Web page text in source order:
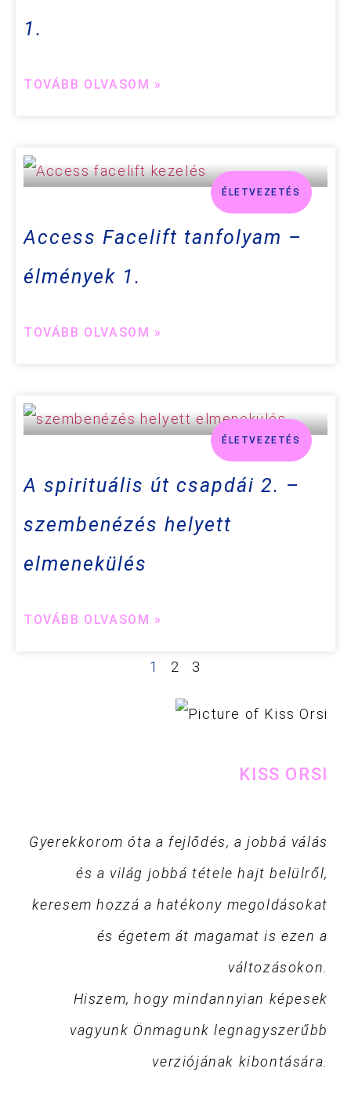
1.
TOVÁBB OLVASOM »
ÉLETVEZETÉS
Access Facelift tanfolyam –
élmények 1.
TOVÁBB OLVASOM »
ÉLETVEZETÉS
A spirituális út csapdái 2. –
szembenézés helyett
elmenekülés
TOVÁBB OLVASOM »
1 2 3
KISS ORSI
Gyerekkorom óta a fejlődés, a jobbá válás
és a világ jobbá tétele hajt belülről,
keresem hozzá a hatékony megoldásokat
és égetem át magamat is ezen a
változásokon.
Hiszem, hogy mindannyian képesek
vagyunk Önmagunk legnagyszerűbb
verziójának kibontására.